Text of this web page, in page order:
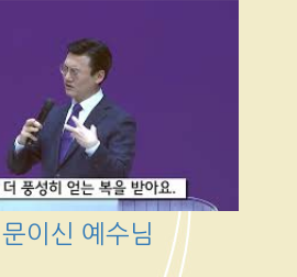
이신 예수님